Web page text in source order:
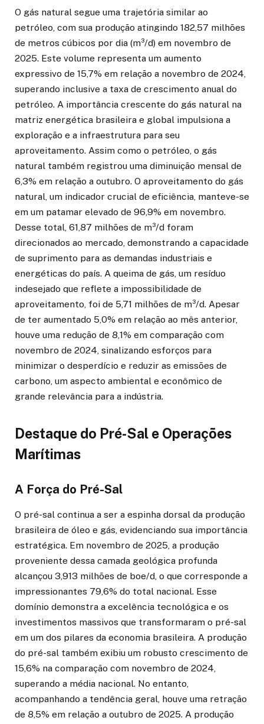
O gás natural segue uma trajetória similar ao
petróleo, com sua produção atingindo 182,57 milhões
de metros cúbicos por dia (m³/d) em novembro de
2025. Este volume representa um aumento
expressivo de 15,7% em relação a novembro de 2024,
superando inclusive a taxa de crescimento anual do
petróleo. A importância crescente do gás natural na
matriz energética brasileira e global impulsiona a
exploração e a infraestrutura para seu
aproveitamento. Assim como o petróleo, o gás
natural também registrou uma diminuição mensal de
6,3% em relação a outubro. O aproveitamento do gás
natural, um indicador crucial de eficiência, manteve-se
em um patamar elevado de 96,9% em novembro.
Desse total, 61,87 milhões de m³/d foram
direcionados ao mercado, demonstrando a capacidade
de suprimento para as demandas industriais e
energéticas do país. A queima de gás, um resíduo
indesejado que reflete a impossibilidade de
aproveitamento, foi de 5,71 milhões de m³/d. Apesar
de ter aumentado 5,0% em relação ao mês anterior,
houve uma redução de 8,1% em comparação com
novembro de 2024, sinalizando esforços para
minimizar o desperdício e reduzir as emissões de
carbono, um aspecto ambiental e econômico de
grande relevância para a indústria.
Destaque do Pré-Sal e Operações
Marítimas
A Força do Pré-Sal
O pré-sal continua a ser a espinha dorsal da produção
brasileira de óleo e gás, evidenciando sua importância
estratégica. Em novembro de 2025, a produção
proveniente dessa camada geológica profunda
alcançou 3,913 milhões de boe/d, o que corresponde a
impressionantes 79,6% do total nacional. Esse
domínio demonstra a excelência tecnológica e os
investimentos massivos que transformaram o pré-sal
em um dos pilares da economia brasileira. A produção
do pré-sal também exibiu um robusto crescimento de
15,6% na comparação com novembro de 2024,
superando a média nacional. No entanto,
acompanhando a tendência geral, houve uma retração
de 8,5% em relação a outubro de 2025. A produção